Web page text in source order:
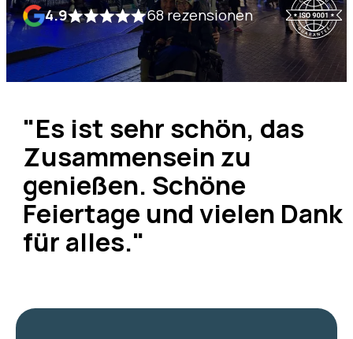
4.9 68 rezensionen
"Es ist sehr schön, das
Zusammensein zu
genießen. Schöne
Feiertage und vielen Dank
für alles."